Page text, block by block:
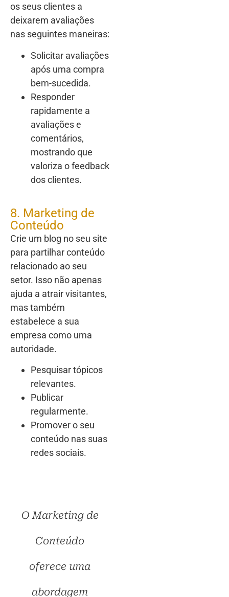
os seus clientes a
deixarem avaliações
nas seguintes maneiras:
Solicitar avaliações
após uma compra
bem-sucedida.
Responder
rapidamente a
avaliações e
comentários,
mostrando que
valoriza o feedback
dos clientes.
8. Marketing de
Conteúdo
Crie um blog no seu site
para partilhar conteúdo
relacionado ao seu
setor. Isso não apenas
ajuda a atrair visitantes,
mas também
estabelece a sua
empresa como uma
autoridade.
Pesquisar tópicos
relevantes.
Publicar
regularmente.
Promover o seu
conteúdo nas suas
redes sociais.
O Marketing de
Conteúdo
oferece uma
abordagem